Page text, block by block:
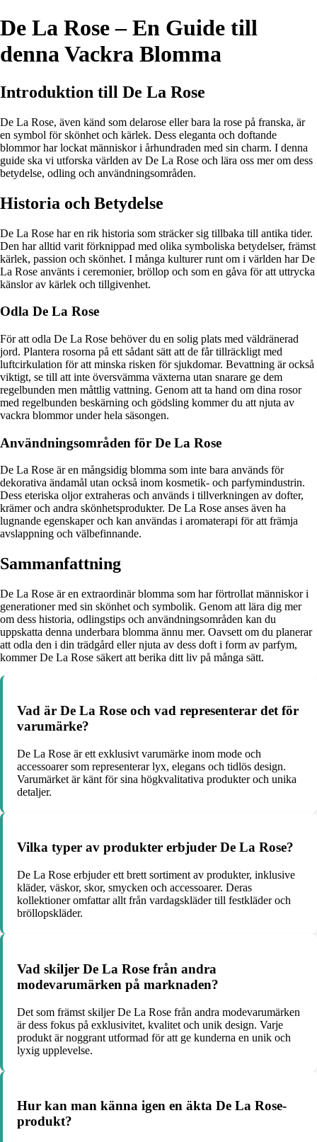
De La Rose – En Guide till
denna Vackra Blomma
Introduktion till De La Rose
De La Rose, även känd som delarose eller bara la rose på franska, är
en symbol för skönhet och kärlek. Dess eleganta och doftande
blommor har lockat människor i århundraden med sin charm. I denna
guide ska vi utforska världen av De La Rose och lära oss mer om dess
betydelse, odling och användningsområden.
Historia och Betydelse
De La Rose har en rik historia som sträcker sig tillbaka till antika tider.
Den har alltid varit förknippad med olika symboliska betydelser, främst
kärlek, passion och skönhet. I många kulturer runt om i världen har De
La Rose använts i ceremonier, bröllop och som en gåva för att uttrycka
känslor av kärlek och tillgivenhet.
Odla De La Rose
För att odla De La Rose behöver du en solig plats med väldränerad
jord. Plantera rosorna på ett sådant sätt att de får tillräckligt med
luftcirkulation för att minska risken för sjukdomar. Bevattning är också
viktigt, se till att inte översvämma växterna utan snarare ge dem
regelbunden men måttlig vattning. Genom att ta hand om dina rosor
med regelbunden beskärning och gödsling kommer du att njuta av
vackra blommor under hela säsongen.
Användningsområden för De La Rose
De La Rose är en mångsidig blomma som inte bara används för
dekorativa ändamål utan också inom kosmetik- och parfymindustrin.
Dess eteriska oljor extraheras och används i tillverkningen av dofter,
krämer och andra skönhetsprodukter. De La Rose anses även ha
lugnande egenskaper och kan användas i aromaterapi för att främja
avslappning och välbefinnande.
Sammanfattning
De La Rose är en extraordinär blomma som har förtrollat människor i
generationer med sin skönhet och symbolik. Genom att lära dig mer
om dess historia, odlingstips och användningsområden kan du
uppskatta denna underbara blomma ännu mer. Oavsett om du planerar
att odla den i din trädgård eller njuta av dess doft i form av parfym,
kommer De La Rose säkert att berika ditt liv på många sätt.
Vad är De La Rose och vad representerar det för
varumärke?
De La Rose är ett exklusivt varumärke inom mode och
accessoarer som representerar lyx, elegans och tidlös design.
Varumärket är känt för sina högkvalitativa produkter och unika
detaljer.
Vilka typer av produkter erbjuder De La Rose?
De La Rose erbjuder ett brett sortiment av produkter, inklusive
kläder, väskor, skor, smycken och accessoarer. Deras
kollektioner omfattar allt från vardagskläder till festkläder och
bröllopskläder.
Vad skiljer De La Rose från andra
modevarumärken på marknaden?
Det som främst skiljer De La Rose från andra modevarumärken
är dess fokus på exklusivitet, kvalitet och unik design. Varje
produkt är noggrant utformad för att ge kunderna en unik och
lyxig upplevelse.
Hur kan man känna igen en äkta De La Rose-
produkt?